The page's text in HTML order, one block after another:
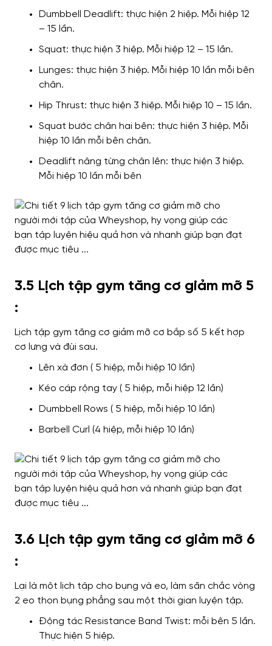
Dumbbell Deadlift: thực hiện 2 hiệp. Mỗi hiệp 12
– 15 lần.
Squat: thực hiện 3 hiệp. Mỗi hiệp 12 – 15 lần.
Lunges: thực hiện 3 hiệp. Mỗi hiệp 10 lần mỗi bên
chân.
Hip Thrust: thực hiện 3 hiệp. Mỗi hiệp 10 – 15 lần.
Squat bước chân hai bên: thực hiện 3 hiệp. Mỗi
hiệp 10 lần mỗi bên chân.
Deadlift nâng từng chân lên: thực hiện 3 hiệp.
Mỗi hiệp 10 lần mỗi bên
3.5 Lịch tập gym tăng cơ giảm mỡ 5
:
Lịch tập gym tăng cơ giảm mỡ cơ bắp số 5 kết hợp
cơ lưng và đùi sau.
Lên xà đơn ( 5 hiệp, mỗi hiệp 10 lần)
Kéo cáp rộng tay ( 5 hiệp, mỗi hiệp 12 lần)
Dumbbell Rows ( 5 hiệp, mỗi hiệp 10 lần)
Barbell Curl (4 hiệp, mỗi hiệp 10 lần)
3.6 Lịch tập gym tăng cơ giảm mỡ 6
:
Lại là một lịch tập cho bụng và eo, làm săn chắc vòng
2 eo thon bụng phẳng sau một thời gian luyện tập.
Động tác Resistance Band Twist: mỗi bên 5 lần.
Thực hiện 5 hiệp.